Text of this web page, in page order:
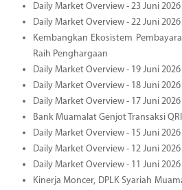
Daily Market Overview - 23 Juni 2026
Daily Market Overview - 22 Juni 2026
Kembangkan Ekosistem
Raih Penghargaan
Daily Market Overview - 19 Juni 2026
Daily Market Overview - 18 Juni 2026
Daily Market Overview - 17 Juni 2026
Bank Muamalat Genjot Transaksi
Daily Market Overview - 15 Juni 2026
Daily Market Overview - 12 Juni 2026
Daily Market Overview - 11 Juni 2026
Kinerja Moncer, DPLK Syariah